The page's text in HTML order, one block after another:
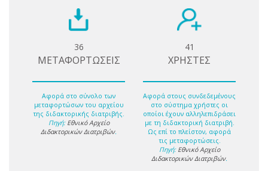
36
ΜΕΤΑΦΟΡΤΩΣΕΙΣ
Αφορά στο σύνολο των
μεταφορτώσων του αρχείου
της διδακτορικής διατριβής.
Πηγή: Εθνικό Αρχείο
Διδακτορικών Διατριβών.
41
ΧΡΗΣΤΕΣ
Αφορά στους συνδεδεμένους
στο σύστημα χρήστες οι
οποίοι έχουν αλληλεπιδράσει
με τη διδακτορική διατριβή.
Ως επί το πλείστον, αφορά
τις μεταφορτώσεις.
Πηγή: Εθνικό Αρχείο
Διδακτορικών Διατριβών.